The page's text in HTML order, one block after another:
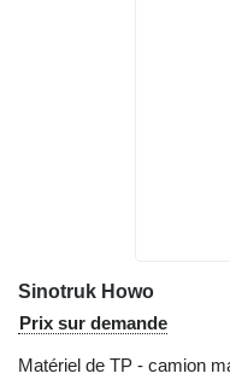
Sinotruk Howo
Prix sur demande
Matériel de TP - camion